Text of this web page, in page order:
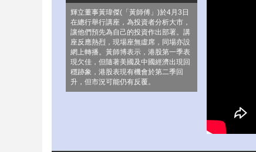
輝立董事黃瑋傑(「黃師傅」)於4月3日
在總行舉行講座，為投資者分析大市，
讓他們預先為自己的投資作出部署。講
座反應熱烈，現場座無虛席，同場亦設
網上轉播。黃師博表示，港股第一季表
現欠佳，但隨著美國及中國經濟出現回
穩跡象，港股表現有機會於第二季回
升，但市況可能仍有反覆。